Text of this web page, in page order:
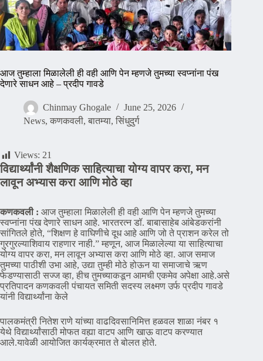
आज तुम्हाला मिळालेली ही वही आणि पेन म्हणजे तुमच्या स्वप्नांना पंख
देणारे साधन आहे – प्रदीप गावडे
Chinmay Ghogale
June 25, 2026
News, कणकवली, बातम्या, सिंधुदुर्ग
Views: 21
विद्यार्थ्यांनी शैक्षणिक साहित्याचा योग्य वापर करा, मन
लावून अभ्यास करा आणि मोठे व्हा
कणकवली : आज तुम्हाला मिळालेली ही वही आणि पेन म्हणजे तुमच्या
स्वप्नांना पंख देणारे साधन आहे. भारतरत्न डॉ. बाबासाहेब आंबेडकरांनी
सांगितले होते, “शिक्षण हे वाघिणीचे दूध आहे आणि जो ते प्राशन करेल तो
गुरगुरल्याशिवाय राहणार नाही.” म्हणून, आज मिळालेल्या या साहित्याचा
योग्य वापर करा, मन लावून अभ्यास करा आणि मोठे व्हा. आज समाज
तुमच्या पाठीशी उभा आहे, उद्या तुम्ही मोठे होऊन या समाजाचे ऋण
फेडण्यासाठी सज्ज व्हा, हीच तुमच्याकडून आमची एकमेव अपेक्षा आहे.असे
प्रतिपादन कणकवली पंचायत समिती सदस्य लक्ष्मण उर्फ प्रदीप गावडे
यांनी विद्यार्थ्यांना केले
पालकमंत्री नितेश राणे यांच्या वाढदिवसानिमित्त हळवल शाळा नंबर १
येथे विद्यार्थ्यांसाठी मोफत वह्या वाटप आणि खाऊ वाटप करण्यात
आले.यावेळी आयोजित कार्यक्रमात ते बोलत होते.